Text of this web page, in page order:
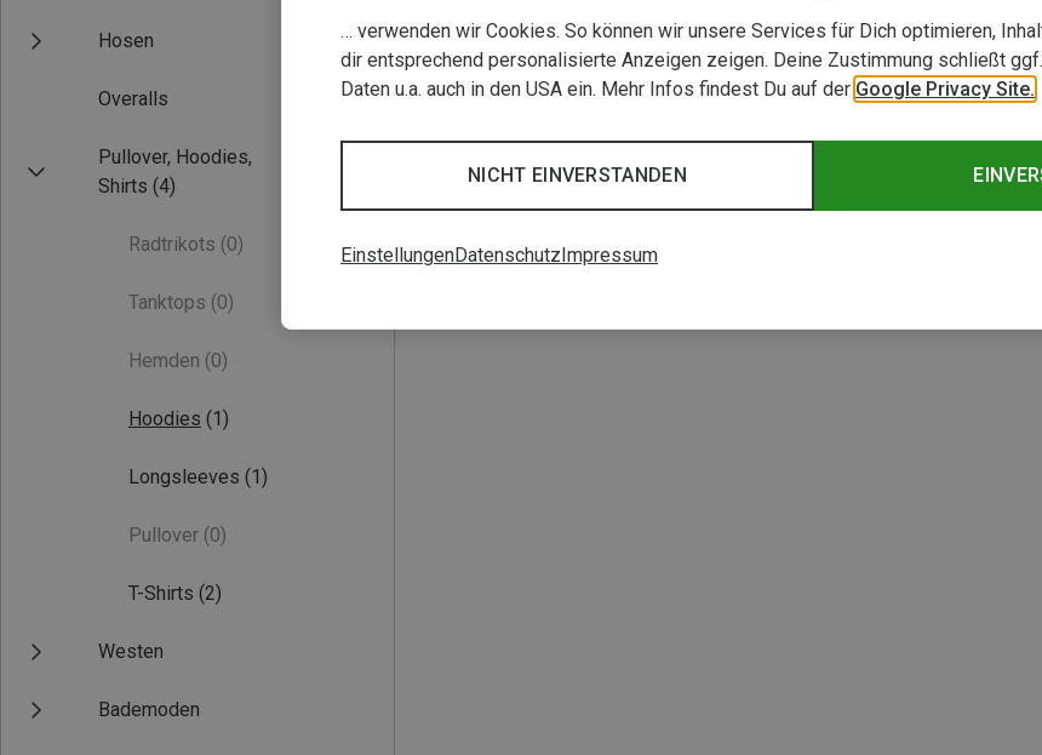
Hosen
Overalls
Pullover, Hoodies,
Shirts (4)
Radtrikots (0)
Tanktops (0)
Hemden (0)
Hoodies (1)
Longsleeves (1)
Pullover (0)
T-Shirts (2)
Westen
Bademoden
… verwenden wir Cookies. So können wir unsere Services für Dich optimieren,
dir entsprechend personalisierte Anzeigen zeigen. Deine Zustimmung schließt
Daten u.a. auch in den USA ein. Mehr Infos findest Du auf der Google Privacy Site.
NICHT EINVERSTANDEN
EinstellungenDatenschutz Impressum